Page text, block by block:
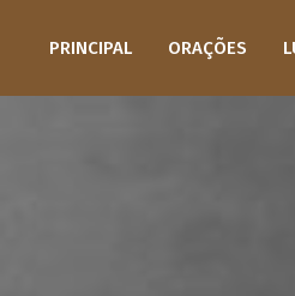
PRINCIPAL ORAÇÕES